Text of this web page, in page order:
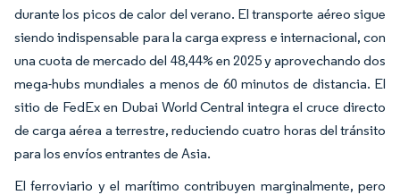
durante los picos de calor del verano. El transporte aéreo sigue
siendo indispensable para la carga express e internacional, con
una cuota de mercado del 48,44% en 2025 y aprovechando dos
mega-hubs mundiales a menos de 60 minutos de distancia. El
sitio de FedEx en Dubai World Central integra el cruce directo
de carga aérea a terrestre, reduciendo cuatro horas del tránsito
para los envíos entrantes de Asia.
El ferroviario y el marítimo contribuyen marginalmente, pero